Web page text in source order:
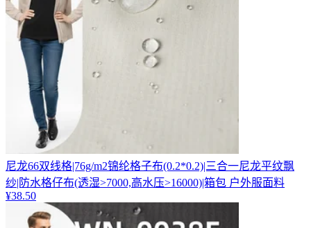
尼龙66双线格|76g/m2锦纶格子布(0.2*0.2)|三合一尼龙平纹飘
纱|防水格仔布(透湿>7000,高水压>16000)|箱包 户外服面料
¥38.50